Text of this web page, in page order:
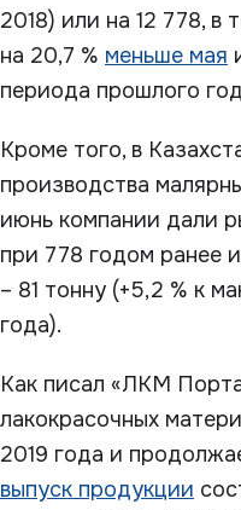
2018) или на 12 778, в
на 20,7 % меньше мая
периода прошлого
Кроме того, в
производства
июнь компании дали
при 778 годом ранее
– 81 тонну (+5,2 % к
года).
Как писал «ЛКМ
лакокрасочных
2019 года и
выпуск продукции